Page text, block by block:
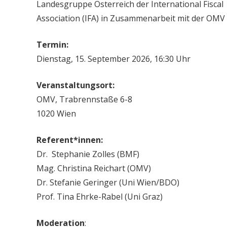
Landesgruppe Österreich der International Fiscal
Association (IFA) in Zusammenarbeit mit der OMV
Termin:
Dienstag, 15. September 2026, 16:30 Uhr
Veranstaltungsort:
OMV, Trabrennstaße 6-8
1020 Wien
Referent*innen:
Dr. Stephanie Zolles (BMF)
Mag. Christina Reichart (OMV)
Dr. Stefanie Geringer (Uni Wien/BDO)
Prof. Tina Ehrke-Rabel (Uni Graz)
Moderation: